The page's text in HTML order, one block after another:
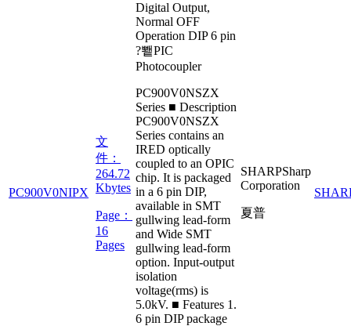
PC900V0NIPX
文
件：
264.72
Kbytes
Page：
16
Pages
Digital Output,
Normal OFF
Operation DIP 6 pin
?뾑PIC
Photocoupler
PC900V0NSZX
Series ■ Description
PC900V0NSZX
Series contains an
IRED optically
coupled to an OPIC
chip. It is packaged
in a 6 pin DIP,
available in SMT
gullwing lead-form
and Wide SMT
gullwing lead-form
option. Input-output
isolation
voltage(rms) is
5.0kV. ■ Features 1.
6 pin DIP package
SHARPSharp
Corporation
夏普